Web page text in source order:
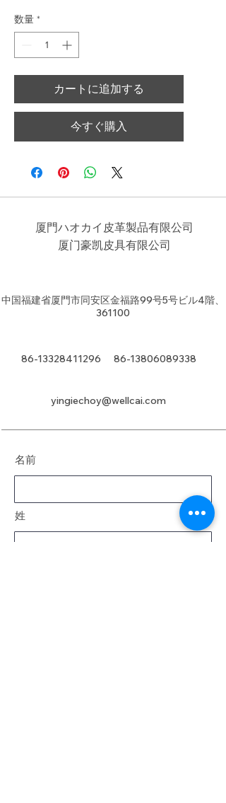
数量 *
カートに追加する
今すぐ購入
厦門ハオカイ皮革製品有限公司
​厦门豪凯皮具有限公司
中国福建省厦門市同安区金福路99号5号ビル4階、
361100
86-13328411296 86-13806089338
yingiechoy@wellcai.com
名前
姓